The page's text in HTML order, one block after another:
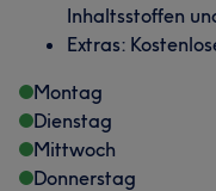
Inhaltsstoffen
Extras:
Montag
Dienstag
Mittwoch
Donnerstag